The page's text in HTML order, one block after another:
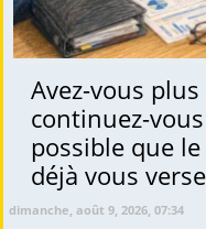
Avez-vous
continuez-
possible que
déjà vous
dimanche, août 9, 2026, 07:34